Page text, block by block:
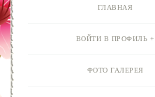
ГЛАВНАЯ
ВОЙТИ В ПРОФИЛЬ
ФОТО ГАЛЕРЕЯ